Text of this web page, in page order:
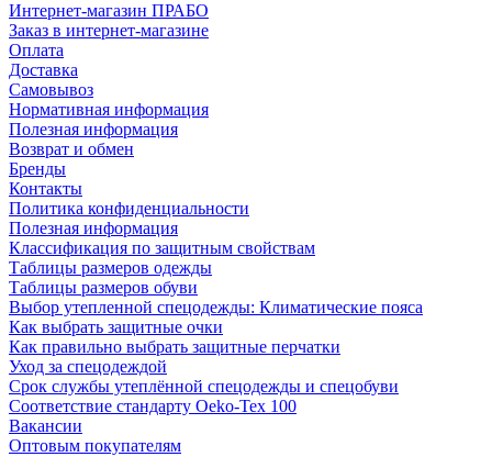
Интернет-магазин ПРАБО
Заказ в интернет-магазине
Оплата
Доставка
Самовывоз
Нормативная информация
Полезная информация
Возврат и обмен
Бренды
Контакты
Политика конфиденциальности
Полезная информация
Классификация по защитным свойствам
Таблицы размеров одежды
Таблицы размеров обуви
Выбор утепленной спецодежды: Климатические пояса
Как выбрать защитные очки
Как правильно выбрать защитные перчатки
Уход за спецодеждой
Срок службы утеплённой спецодежды и спецобуви
Соответствие стандарту Oeko-Tex 100
Вакансии
Оптовым покупателям